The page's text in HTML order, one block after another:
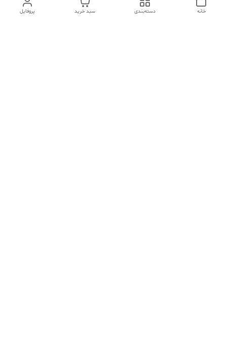
پروفایل سبد خرید دسته‌بندی خانه